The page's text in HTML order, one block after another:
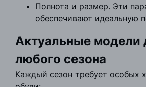
Полнота и размер. Эти
обеспечивают идеальную
Актуальные модели
любого сезона
Каждый сезон требует особых